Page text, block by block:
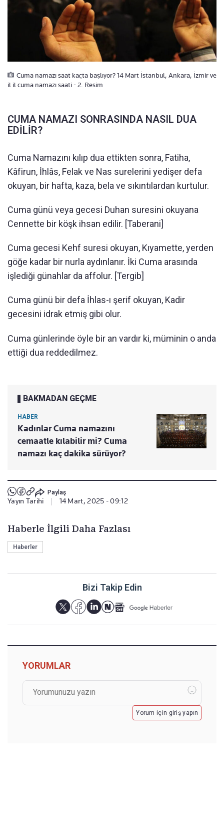
Cuma namazı saat kaçta başlıyor? 14 Mart İstanbul, Ankara, İzmir ve
il il cuma namazı saati - 2. Resim
CUMA NAMAZI SONRASINDA NASIL DUA
EDİLİR?
Cuma Namazını kılıp dua ettikten sonra, Fatiha,
Kâfirun, İhlâs, Felak ve Nas surelerini yedişer defa
okuyan, bir hafta, kaza, bela ve sıkıntılardan kurtulur.
Cuma günü veya gecesi Duhan suresini okuyana
Cennette bir köşk ihsan edilir. [Taberani]
Cuma gecesi Kehf suresi okuyan, Kıyamette, yerden
göğe kadar bir nurla aydınlanır. İki Cuma arasında
işlediği günahlar da affolur. [Tergib]
Cuma günü bir defa İhlas-ı şerif okuyan, Kadir
gecesini idrak etmiş gibi olur.
Cuma günlerinde öyle bir an vardır ki, müminin o anda
ettiği dua reddedilmez.
BAKMADAN GEÇME
HABER
Kadınlar Cuma namazını
cemaatle kılabilir mi? Cuma
namazı kaç dakika sürüyor?
Paylaş
Yayın Tarihi 14 Mart, 2025 - 09:12
Haberle İlgili Daha Fazlası
Haberler
Bizi Takip Edin
YORUMLAR
Yorum için giriş yapın